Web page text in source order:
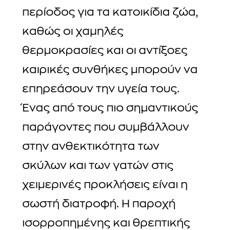
περίοδος για τα κατοικίδια ζώα,
καθώς οι χαμηλές
θερμοκρασίες και οι αντίξοες
καιρικές συνθήκες μπορούν να
επηρεάσουν την υγεία τους.
Ένας από τους πιο σημαντικούς
παράγοντες που συμβάλλουν
στην ανθεκτικότητα των
σκύλων και των γατών στις
χειμερινές προκλήσεις είναι η
σωστή διατροφή. Η παροχή
ισορροπημένης και θρεπτικής